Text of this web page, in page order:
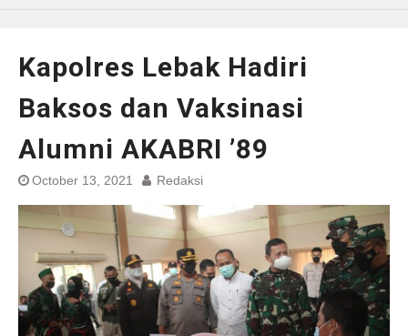
Kapolres Lebak Hadiri
Baksos dan Vaksinasi
Alumni AKABRI ’89
October 13, 2021 Redaksi